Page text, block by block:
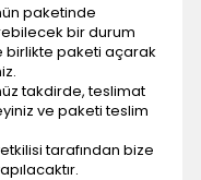
paketinde
bir durum
birlikte paketi açarak
takdirde, teslimat
ve paketi teslim
tarafından bize